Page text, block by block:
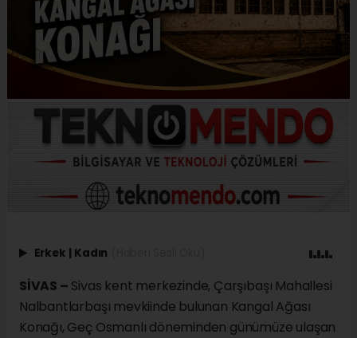
Erkek Kadın
SİVAS – Sivas kent merkezinde, Çarşıbaşı Mahallesi
Nalbantlarbaşı mevkiinde bulunan Kangal Ağası
Konağı, Geç Osmanlı döneminden günümüze ulaşan